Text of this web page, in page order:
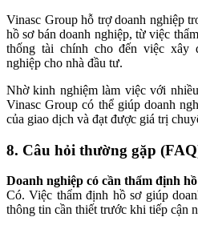
Vinasc Group hỗ trợ doanh nghiệp
hồ sơ bán doanh nghiệp, từ việc
thống tài chính cho đến việc xây
nghiệp cho nhà đầu tư.
Nhờ kinh nghiệm làm việc với
Vinasc Group có thể giúp doanh
của giao dịch và đạt được giá trị
8. Câu hỏi thường gặp
Doanh nghiệp có cần thẩm định
Có. Việc thẩm định hồ sơ giúp
thông tin cần thiết trước khi tiếp cận